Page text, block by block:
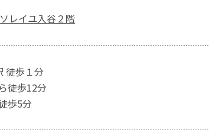
レイユ入谷２階
徒歩１分
徒歩12分
歩5分